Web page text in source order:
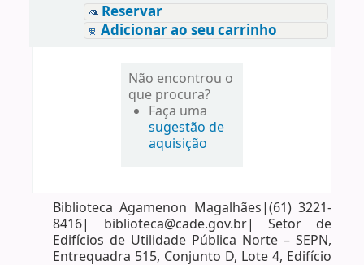
Reservar
Adicionar ao seu carrinho
Não encontrou o
que procura?
Faça uma
sugestão de
aquisição
Biblioteca Agamenon Magalhães|(61) 3221-
8416| biblioteca@cade.gov.br| Setor de
Edifícios de Utilidade Pública Norte – SEPN,
Entrequadra 515, Conjunto D, Lote 4, Edifício